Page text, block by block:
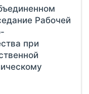
Рабочей
при